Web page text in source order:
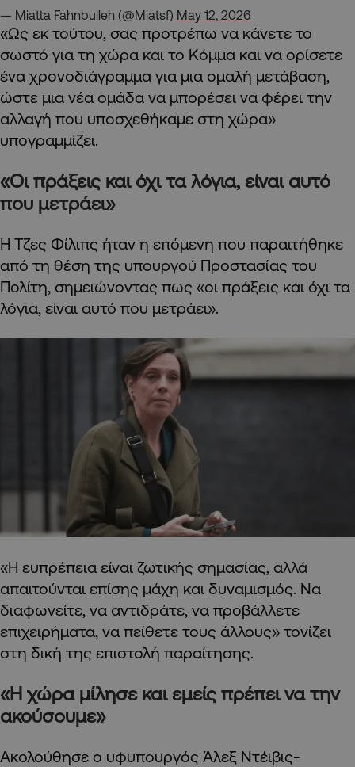
— Miatta Fahnbulleh (@Miatsf) May 12, 2026
«Ως εκ τούτου, σας προτρέπω να κάνετε το
σωστό για τη χώρα και το Κόμμα και να ορίσετε
ένα χρονοδιάγραμμα για μια ομαλή μετάβαση,
ώστε μια νέα ομάδα να μπορέσει να φέρει την
αλλαγή που υποσχεθήκαμε στη χώρα»
υπογραμμίζει.
«Οι πράξεις και όχι τα λόγια, είναι αυτό
που μετράει»
Η Τζες Φίλιπς ήταν η επόμενη που παραιτήθηκε
από τη θέση της υπουργού Προστασίας του
Πολίτη, σημειώνοντας πως «οι πράξεις και όχι τα
λόγια, είναι αυτό που μετράει».
«Η ευπρέπεια είναι ζωτικής σημασίας, αλλά
απαιτούνται επίσης μάχη και δυναμισμός. Να
διαφωνείτε, να αντιδράτε, να προβάλλετε
επιχειρήματα, να πείθετε τους άλλους» τονίζει
στη δική της επιστολή παραίτησης.
«Η χώρα μίλησε και εμείς πρέπει να την
ακούσουμε»
Ακολούθησε ο υφυπουργός Άλεξ Ντέιβις-